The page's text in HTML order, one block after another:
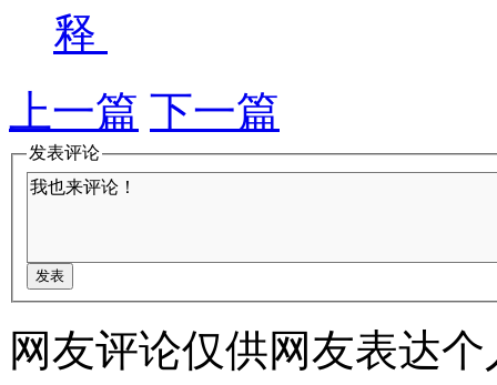
释
上一篇 下一篇
发表评论
网友评论仅供网友表达